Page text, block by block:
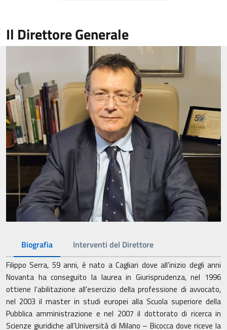
Il Direttore Generale
Biografia Interventi del Direttore
Filippo Serra, 59 anni, è nato a Cagliari dove all’inizio degli anni
Novanta ha conseguito la laurea in Giurisprudenza, nel 1996
ottiene l’abilitazione all’esercizio della professione di avvocato,
nel 2003 il master in studi europei alla Scuola superiore della
Pubblica amministrazione e nel 2007 il dottorato di ricerca in
Scienze giuridiche all’Università di Milano – Bicocca dove riceve la